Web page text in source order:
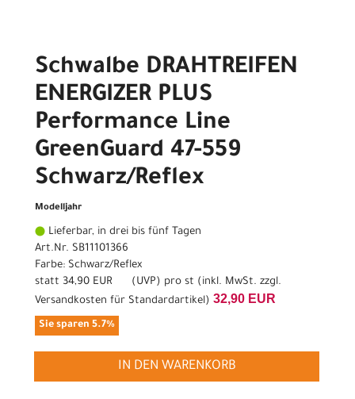
Schwalbe DRAHTREIFEN
ENERGIZER PLUS
Performance Line
GreenGuard 47-559
Schwarz/Reflex
Modelljahr
Lieferbar, in drei bis fünf Tagen
Art.Nr. SB11101366
Farbe: Schwarz/Reflex
statt 34,90 EUR ( UVP) pro st (inkl. MwSt. zzgl.
Versandkosten für Standardartikel) 32,90 EUR
Sie sparen 5.7%
IN DEN WARENKORB